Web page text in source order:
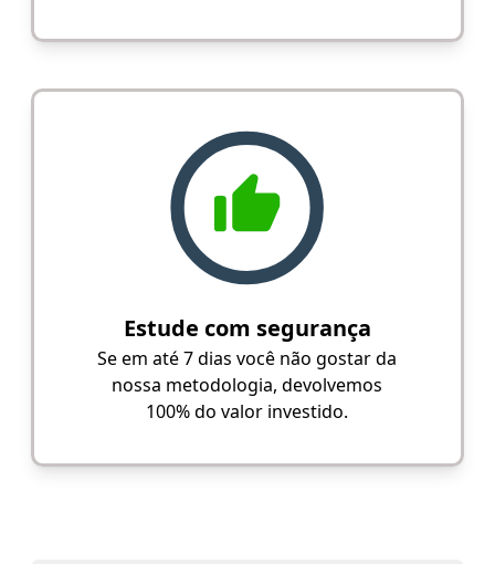
Estude com segurança
Se em até 7 dias você não gostar da
nossa metodologia, devolvemos
100% do valor investido.